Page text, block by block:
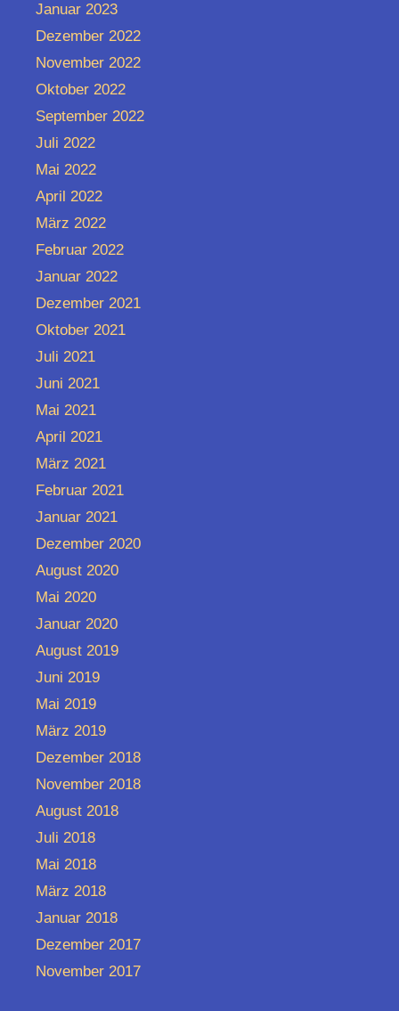
Januar 2023
Dezember 2022
November 2022
Oktober 2022
September 2022
Juli 2022
Mai 2022
April 2022
März 2022
Februar 2022
Januar 2022
Dezember 2021
Oktober 2021
Juli 2021
Juni 2021
Mai 2021
April 2021
März 2021
Februar 2021
Januar 2021
Dezember 2020
August 2020
Mai 2020
Januar 2020
August 2019
Juni 2019
Mai 2019
März 2019
Dezember 2018
November 2018
August 2018
Juli 2018
Mai 2018
März 2018
Januar 2018
Dezember 2017
November 2017